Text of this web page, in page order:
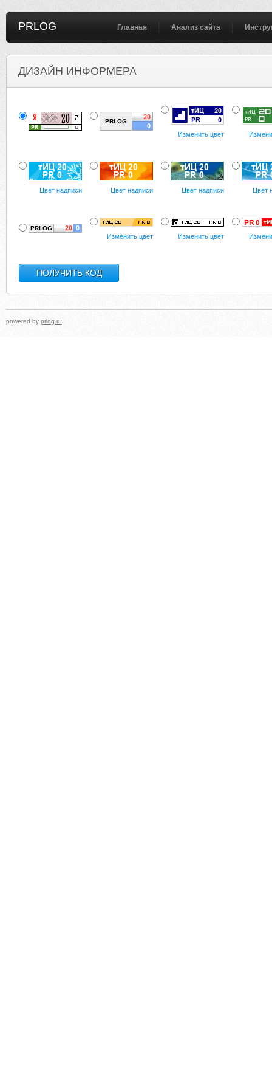
PRLOG Главная Анализ сайта
ДИЗАЙН ИНФОРМЕРА
Изменить цвет
Цвет надписи Цвет надписи Цвет надписи Цвет
Изменить цвет Изменить цвет
powered by prlog.ru